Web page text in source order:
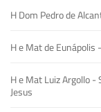
H Dom Pedro de
H e Mat de Eunápolis
H e Mat Luiz Argollo
Jesus